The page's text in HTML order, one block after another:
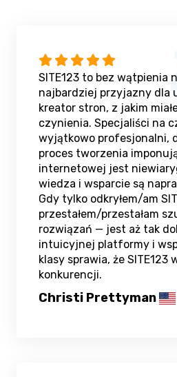
SITE123 to bez wątpienia
najbardziej przyjazny dla
kreator stron, z jakim
czynienia. Specjaliści na
wyjątkowo profesjonalni,
proces tworzenia
internetowej jest
wiedza i wsparcie są
Gdy tylko odkryłem/am
przestałem/przestałam
rozwiązań — jest aż tak
intuicyjnej platformy i
klasy sprawia, że SITE123
konkurencji.
Christi Prettyman